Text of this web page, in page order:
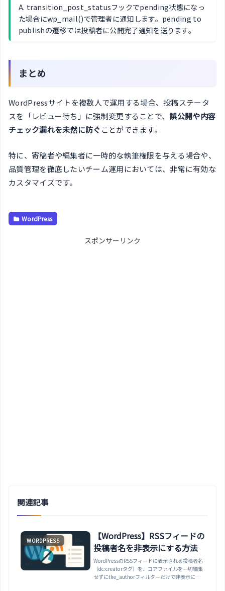
A. transition_post_statusフックでpending状態になっ
た場合にwp_mail()で管理者に通知します。pending to
publishの遷移では投稿者に公開完了通知を送ります。
まとめ
WordPressサイトを複数人で運用する場合、投稿ステータ
スを「レビュー待ち」に強制変更することで、誤公開や内容
チェック漏れを未然に防ぐことができます。
特に、寄稿者や編集者に一時的な執筆権限を与える場合や、
品質管理を徹底したいチーム運用においては、非常に有効な
カスタマイズです。
WordPress
スポンサーリンク
関連記事
WORDPRESS
【WordPress】RSSフィードの
投稿者名を非表示にする方法
WordPressのRSSフィードに表示される投稿者名
（dc:creatorタグ）を、コアファイルを一切編集
せずにthe_authorフィルターだけで非表示にす